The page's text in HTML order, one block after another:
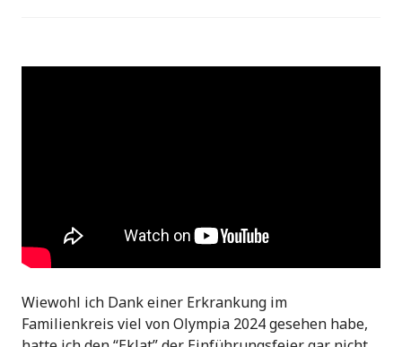
Wiewohl ich Dank einer Erkrankung im
Familienkreis viel von Olympia 2024 gesehen habe,